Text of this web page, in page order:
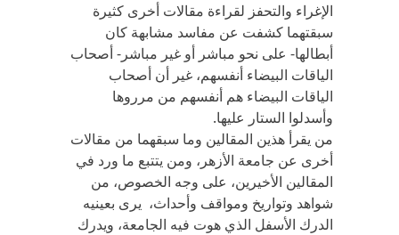
الإغراء والتحفز لقراءة مقالات أخرى كثيرة
سبقتهما كشفت عن مفاسد مشابهة كان
أبطالها- على نحو مباشر أو غير مباشر- أصحاب
الياقات البيضاء أنفسهم، غير أن أصحاب
الياقات البيضاء هم أنفسهم من مرروها
وأسدلوا الستار عليها.
من يقرأ هذين المقالين وما سبقهما من مقالات
أخرى عن جامعة الأزهر، ومن يتتبع ما ورد في
المقالين الأخيرين، على وجه الخصوص، من
شواهد وتواريخ ومواقف وأحداث، يرى بعينيه
الدرك الأسفل الذي هوت فيه الجامعة، ويدرك